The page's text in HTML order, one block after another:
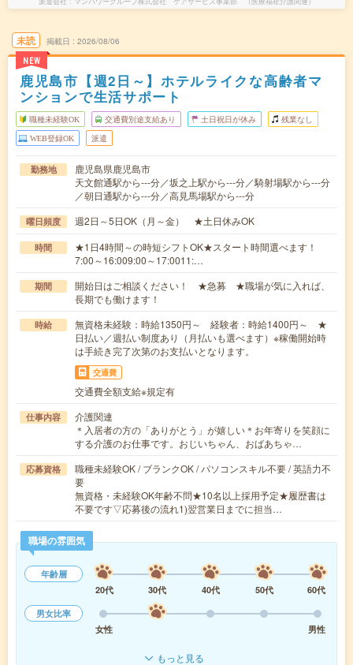
未読
NEW
掲載日 2026/08/06
鹿児島市【週2日～】ホテルライクな高齢者マ
ンションで生活サポート
職種未経験OK 交通費別途支給あり 土日祝日が休み 残業なし
WEB登録OK 派遣
勤務地
鹿児島県鹿児島市
天文館通駅から---分／坂之上駅から---分／騎射場駅から---分
／朝日通駅から---分／高見馬場駅から---分
曜日頻度 週2日～5日OK（月～金） ★土日休みOK
時間
★1日4時間～の時短シフトOK★スタート時間選べます！
7:00～16:009:00～17:0011:…
期間
開始日はご相談ください！ ★急募 ★職場が気に入れば、
長期でも働けます！
時給
無資格未経験：時給1350円～ 経験者：時給1400円～ ★
日払い／週払い制度あり（月払いも選べます）※稼働開始時
は手続き完了次第のお支払いとなります。
交通費
交通費全額支給※規定有
仕事内容
介護関連
＊入居者の方の「ありがとう」が嬉しい＊お年寄りを笑顔に
する介護のお仕事です。おじいちゃん、おばあちゃ…
応募資格
職種未経験OK / ブランクOK / パソコンスキル不要 / 英語力不
要
無資格・未経験OK年齢不問★10名以上採用予定★履歴書は
不要です▽応募後の流れ1)翌営業日までに担当…
職場の雰囲気
年齢層
20代
30代 40代 50代
60代
男女比率
女性
男性
もっと見る